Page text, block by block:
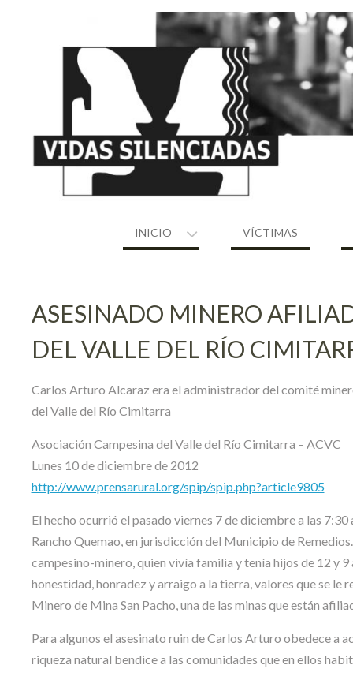
INICIO VÍCTIMAS
ASESINADO MINERO
DEL VALLE DEL RÍO
Carlos Arturo Alcaraz era el administrador del comité
del Valle del Río Cimitarra
Asociación Campesina del Valle del Río Cimitarra – ACVC
Lunes 10 de diciembre de 2012
http://www.prensarural.org/spip/spip.php?article9805
El hecho ocurrió el pasado viernes 7 de diciembre a las 7:30
Rancho Quemao, en jurisdicción del Municipio de
campesino-minero, quien vivía familia y tenía hijos de 12 y
honestidad, honradez y arraigo a la tierra, valores que se
Minero de Mina San Pacho, una de las minas que están
Para algunos el asesinato ruin de Carlos Arturo obedece a
riqueza natural bendice a las comunidades que en ellos